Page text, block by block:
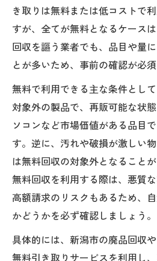
き取りは無料または低コストで
すが、全てが無料となるケース
回収を謳う業者でも、品目や量
とが多いため、事前の確認が必須
無料で利用できる主な条件とし
対象外の製品で、再販可能な状
ソコンなど市場価値がある品目
す。逆に、汚れや破損が激しい
は無料回収の対象外となること
無料回収を利用する際は、悪質
高額請求のリスクもあるため、
かどうかを必ず確認しましょう。
具体的には、新潟市の廃品回収
無料引き取りサービスを利用し